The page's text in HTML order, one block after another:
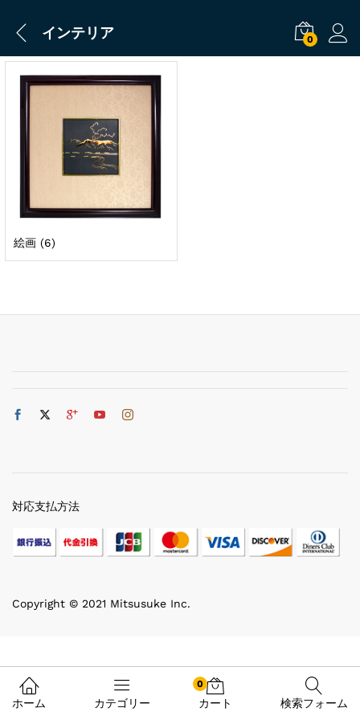
インテリア 0
絵画 (6)
Copyright © 2021 Mitsusuke Inc.
対応支払方法
ホーム カテゴリー
0
カート 検索フォーム